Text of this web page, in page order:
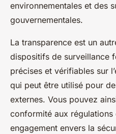
environnementales et des
gouvernementales.
La transparence est un
dispositifs de surveillance
précises et vérifiables sur
qui peut être utilisé pour
externes. Vous pouvez
conformité aux
engagement envers la